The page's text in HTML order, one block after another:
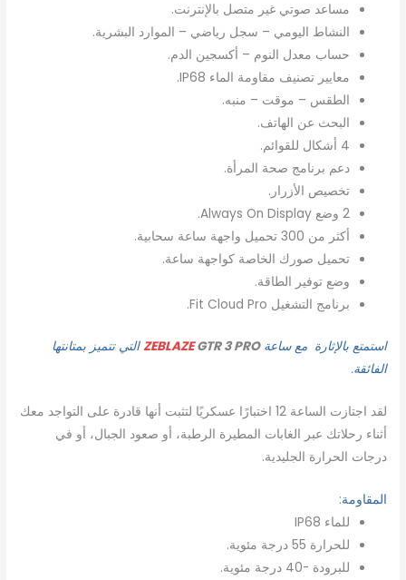
مساعد صوتي غير متصل بالإنترنت.
النشاط اليومي – سجل رياضي – الموارد البشرية.
حساب معدل النوم – أكسجين الدم.
معايير تصنيف مقاومة الماء IP68.
الطقس – موقت – منبه.
البحث عن الهاتف.
4 أشكال للقوائم.
دعم برنامج صحة المرأة.
تخصيص الأزرار.
2 وضع Always On Display.
أكثر من 300 تحميل واجهة ساعة سحابية.
تحميل صورك الخاصة كواجهة ساعة.
وضع توفير الطاقة.
برنامج التشغيل Fit Cloud Pro.
استمتع بالإثارة مع ساعة ZEBLAZEGTR 3 PRO
التي تتميز بمتانتها
الفائقة.
لقد اجتازت الساعة 12 اختبارًا عسكريًا لتثبت أنها قادرة على التواجد معك
أثناء رحلاتك عبر الغابات المطيرة الرطبة، أو صعود الجبال، أو في
درجات الحرارة الجليدية.
المقاومة:
للماء IP68
للحرارة 55 درجة مئوية.
للبرودة -40 درجة مئوية.